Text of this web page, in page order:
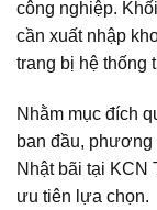
công nghiệp.
cần xuất nhập
trang bị hệ thống
Nhằm mục đích
ban đầu, phương
Nhật bãi tại KCN
ưu tiên lựa chọn.